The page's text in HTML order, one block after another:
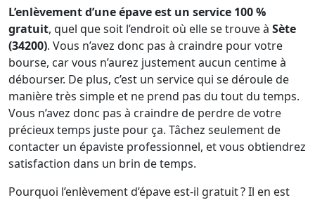
L’enlèvement d’une épave est un service 100 %
gratuit, quel que soit l’endroit où elle se trouve à Sète
(34200). Vous n’avez donc pas à craindre pour votre
bourse, car vous n’aurez justement aucun centime à
débourser. De plus, c’est un service qui se déroule de
manière très simple et ne prend pas du tout du temps.
Vous n’avez donc pas à craindre de perdre de votre
précieux temps juste pour ça. Tâchez seulement de
contacter un épaviste professionnel, et vous obtiendrez
satisfaction dans un brin de temps.
Pourquoi l’enlèvement d’épave est-il gratuit ? Il en est